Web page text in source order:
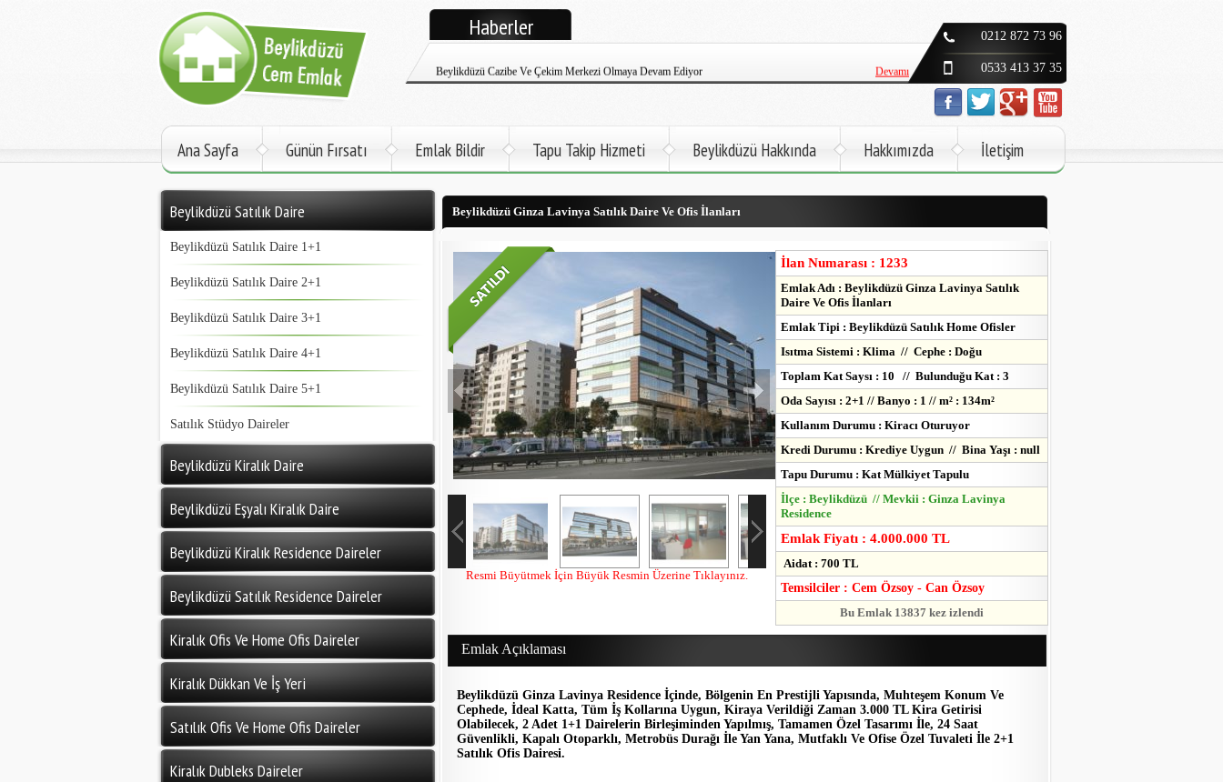
Haberler
Beylikdüzü Cem Emlak Tüm İlanlarıyla Google+ Yayınına Başladı
Beylikdüzü İlçemize Deniz Otobüsü Gelmek Üzere Devamı
Kadir Topbaş Açıkladı. 2017'de Metro Beylikdüzü'nde
Beylikdüzü Büyükşehir'de Kapalı Yüzme Havuzu Çok Yakında Hizmette Devamı
0212 872 73 96
0533 413 37 35
Ana Sayfa Günün Fırsatı Emlak Bildir Tapu Takip Hizmeti Beylikdüzü Hakkında Hakkımızda İletişim
Beylikdüzü Satılık Daire
Beylikdüzü Satılık Daire 1+1
Beylikdüzü Satılık Daire 2+1
Beylikdüzü Satılık Daire 3+1
Beylikdüzü Satılık Daire 4+1
Beylikdüzü Satılık Daire 5+1
Satılık Stüdyo Daireler
Beylikdüzü Kiralık Daire
Beylikdüzü Eşyalı Kiralık Daire
Beylikdüzü Kiralık Residence Daireler
Beylikdüzü Satılık Residence Daireler
Kiralık Ofis Ve Home Ofis Daireler
Kiralık Dükkan Ve İş Yeri
Satılık Ofis Ve Home Ofis Daireler
Kiralık Dubleks Daireler
Beylikdüzü Ginza Lavinya Satılık Daire Ve Ofis İlanları
Resmi Büyütmek İçin Büyük Resmin Üzerine Tıklayınız.
İlan Numarası : 1233
Emlak Adı : Beylikdüzü Ginza Lavinya Satılık
Daire Ve Ofis İlanları
Emlak Tipi : Beylikdüzü Satılık Home Ofisler
Isıtma Sistemi : Klima // Cephe : Doğu
Toplam Kat Saysı : 10 // Bulunduğu Kat : 3
Oda Sayısı : 2+1 // Banyo : 1 // m² : 134m²
Kullanım Durumu : Kiracı Oturuyor
Kredi Durumu : Krediye Uygun // Bina Yaşı : null
Tapu Durumu : Kat Mülkiyet Tapulu
İlçe : Beylikdüzü // Mevkii : Ginza Lavinya
Residence
Emlak Fiyatı : 4.000.000 TL
Aidat : 700 TL
Temsilciler : Cem Özsoy - Can Özsoy
Bu Emlak 13837 kez izlendi
Emlak Açıklaması
Beylikdüzü Ginza Lavinya Residence İçinde, Bölgenin En Prestijli Yapısında, Muhteşem Konum Ve
Cephede, İdeal Katta, Tüm İş Kollarına Uygun, Kiraya Verildiği Zaman 3.000 TL Kira Getirisi
Olabilecek, 2 Adet 1+1 Dairelerin Birleşiminden Yapılmış, Tamamen Özel Tasarımı İle, 24 Saat
Güvenlikli, Kapalı Otoparklı, Metrobüs Durağı İle Yan Yana, Mutfaklı Ve Ofise Özel Tuvaleti İle 2+1
Satılık Ofis Dairesi.